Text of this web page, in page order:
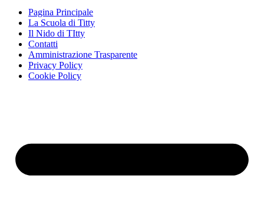
Pagina Principale
La Scuola di Titty
Il Nido di TItty
Contatti
Amministrazione Trasparente
Privacy Policy
Cookie Policy